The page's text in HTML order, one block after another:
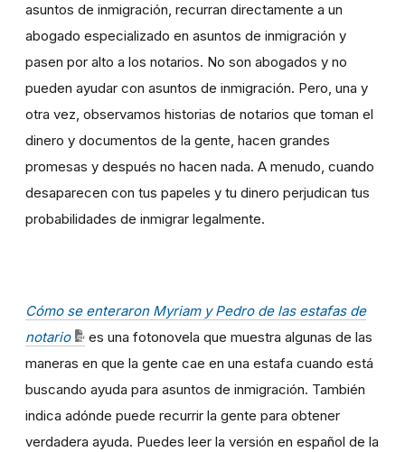
asuntos de inmigración, recurran directamente a un
abogado especializado en asuntos de inmigración y
pasen por alto a los notarios. No son abogados y no
pueden ayudar con asuntos de inmigración. Pero, una y
otra vez, observamos historias de notarios que toman el
dinero y documentos de la gente, hacen grandes
promesas y después no hacen nada. A menudo, cuando
desaparecen con tus papeles y tu dinero perjudican tus
probabilidades de inmigrar legalmente.
Cómo se enteraron Myriam y Pedro de las estafas de
notario
es una fotonovela que muestra algunas de las
maneras en que la gente cae en una estafa cuando está
buscando ayuda para asuntos de inmigración. También
indica adónde puede recurrir la gente para obtener
verdadera ayuda. Puedes leer la versión en español de la